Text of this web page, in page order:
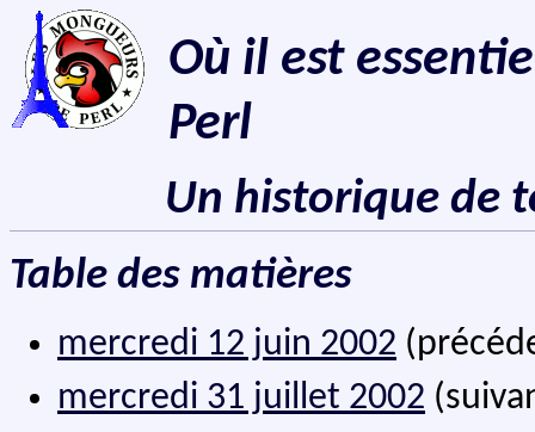
Où il est
Perl
Un historique de
Table des matières
mercredi 12 juin 2002
mercredi 31 juillet 2002